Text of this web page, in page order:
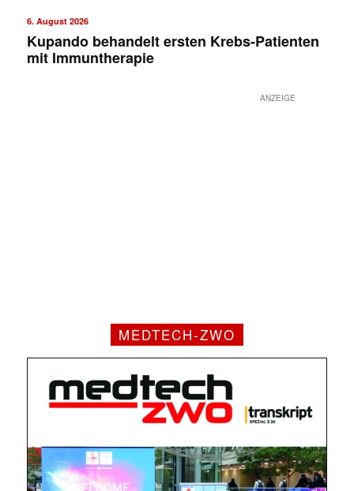
6. August 2026
Kupando behandelt ersten Krebs-Patienten
mit Immuntherapie
ANZEIGE
MEDTECH-ZWO